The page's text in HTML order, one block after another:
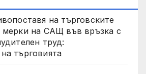
на търговските
мерки на САЩ във връзка с
труд:
търговията